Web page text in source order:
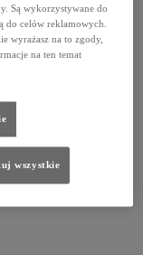
Są wykorzystywane do
do celów reklamowych.
wyrażasz na to zgody,
na ten temat
wszystkie